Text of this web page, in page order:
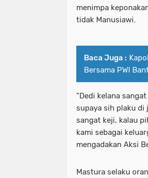
menimpa
tidak Manusiawi.
Baca Juga :
Bersama PWI
"Dedi kelana
supaya sih plaku di
sangat keji, kalau
kami sebagai
mengadakan Aksi
Mastura selaku